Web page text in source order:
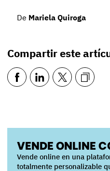
De Mariela Quiroga
Compartir este
VENDE ONLINE
Vende online en una
totalmente personalizable